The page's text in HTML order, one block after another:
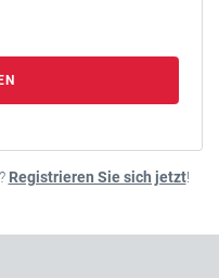
Registrieren Sie sich jetzt!